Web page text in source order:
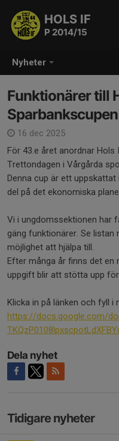
Nyheter
HOLS IF
P 2014/15
Funktionärer till
16 dec 2025
För 43.e året anordnar Hols
Trettondagen i Vårgårda
Denna cup är ett
del på det ekonomiska
Vi i ungdomssektionen har
gäng funktionärer. Se listan
möjlighet att hjälpa till.
Efter många år finns det en
uppgift blir att stötta upp
Klicka in på länken och fyll i
https://docs.google.com/
Dela nyhet
Tidigare nyheter